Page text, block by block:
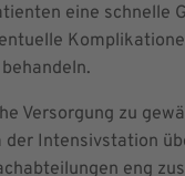
eine schnelle
Versorgung zu
der Intensivstation
eng